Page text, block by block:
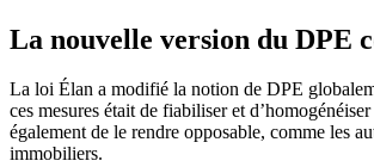
La nouvelle version du DPE
La loi Élan a modifié la notion de DPE
ces mesures était de fiabiliser et
également de le rendre opposable, comme les
immobiliers.